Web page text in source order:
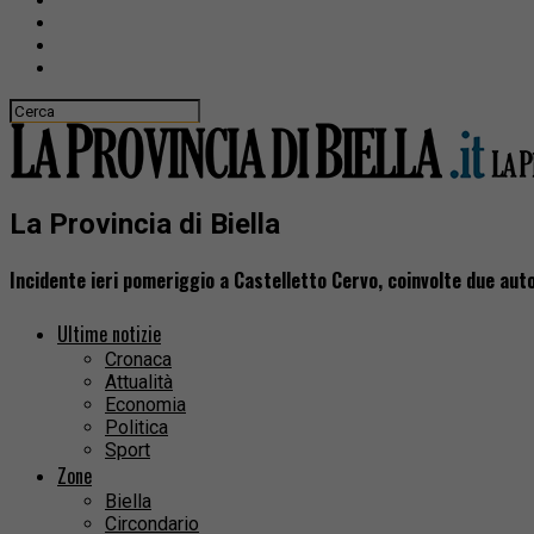
La Provincia di Biella
Incidente ieri pomeriggio a Castelletto Cervo, coinvolte due
Ultime notizie
Cronaca
Attualità
Economia
Politica
Sport
Zone
Biella
Circondario